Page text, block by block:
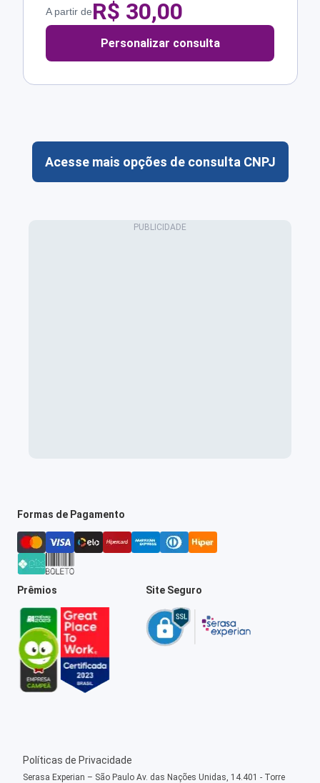
A partir deR$ 30,00
Personalizar consulta
Acesse mais opções de consulta CNPJ
Formas de Pagamento
Prêmios Site Seguro
Políticas de Privacidade
Serasa Experian – São Paulo Av. das Nações Unidas, 14.401 - Torre